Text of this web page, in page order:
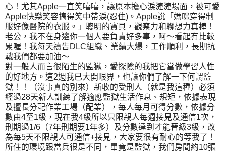
心！尤其Apple一直笑嘻嘻，讓原本擔心淚漣漣場面，被可愛
Apple快樂笑容搞得笑中帶淚(忍住) 。 Apple說「媽咪穿得制
服好像醫院的衣服。」聰明的寶貝，觀察力和聯想力真棒！
老公，我不在身邊你一個人要負責好多事，呵～看起有比較
累喔！我每天禱告DLC組織、業績大爆，工作順利，長期抗
戰我們都要加油～
對一般人而言很陌生的監獄，愛探險的我把它當做學習人性
的好地方。這2週我已大開眼界，也讓你們了解一下何謂監
獄！！（沒事真的別來）新收的受刑人（就是我這種）必須
經過28天新人訓練了解適應監獄生活作息、規矩，依據表現
及擅長分配作業工場（配業），每人每月可得分數，依據分
數由4至1級，現在我4級所以只限親人每週接見及通信1次，
刑期過1/6 （7年刑期要1年多）及分數達到才能晉級3級，改
為每5天不限親人可通信+接見，大家要很有耐心的等我了！
所住的環境跟當兵很是不同，畢竟是監獄，我們房間約10張